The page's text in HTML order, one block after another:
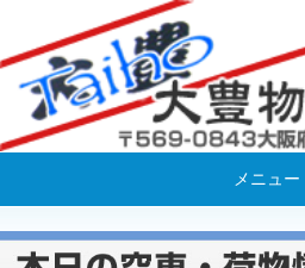
メニュー